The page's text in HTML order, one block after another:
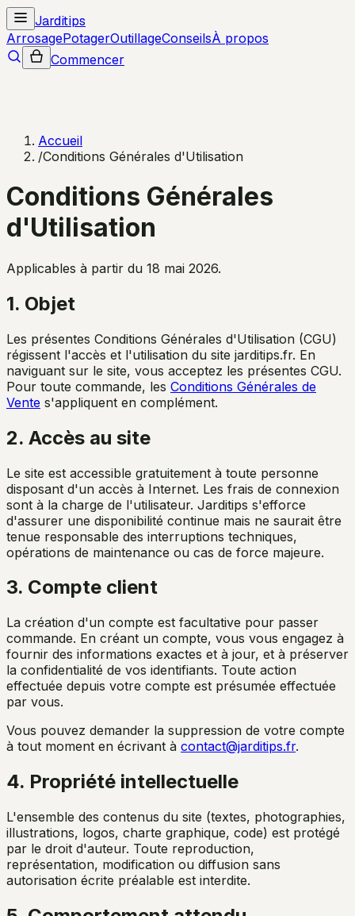
Jarditips
ArrosagePotagerOutillageConseilsÀ propos
Commencer
Accueil
/Conditions Générales d'Utilisation
Conditions Générales
d'Utilisation
Applicables à partir du 18 mai 2026.
1. Objet
Les présentes Conditions Générales d'Utilisation (CGU)
régissent l'accès et l'utilisation du site jarditips.fr. En
naviguant sur le site, vous acceptez les présentes CGU.
Pour toute commande, les Conditions Générales de
Vente s'appliquent en complément.
2. Accès au site
Le site est accessible gratuitement à toute personne
disposant d'un accès à Internet. Les frais de connexion
sont à la charge de l'utilisateur. Jarditips s'efforce
d'assurer une disponibilité continue mais ne saurait être
tenue responsable des interruptions techniques,
opérations de maintenance ou cas de force majeure.
3. Compte client
La création d'un compte est facultative pour passer
commande. En créant un compte, vous vous engagez à
fournir des informations exactes et à jour, et à préserver
la confidentialité de vos identifiants. Toute action
effectuée depuis votre compte est présumée effectuée
par vous.
Vous pouvez demander la suppression de votre compte
à tout moment en écrivant à contact@jarditips.fr.
4. Propriété intellectuelle
L'ensemble des contenus du site (textes, photographies,
illustrations, logos, charte graphique, code) est protégé
par le droit d'auteur. Toute reproduction,
représentation, modification ou diffusion sans
autorisation écrite préalable est interdite.